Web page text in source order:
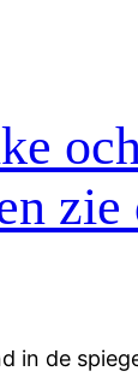
zie
in de